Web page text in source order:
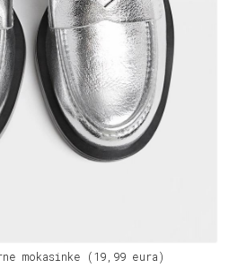
mokasinke (19,99 eura)